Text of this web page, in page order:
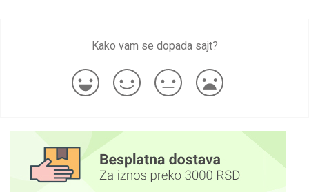
Kako vam se dopada sajt?